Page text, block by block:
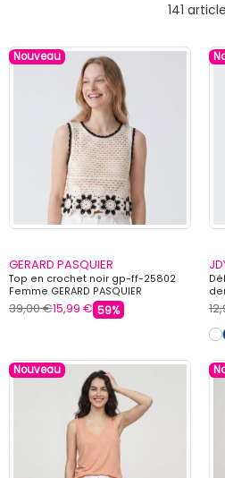
141
Nouveau
GERARD PASQUIER
Top en crochet noir gp-ff-25802
Femme GERARD PASQUIER
39,00 €15,99 € 59%
Nouveau